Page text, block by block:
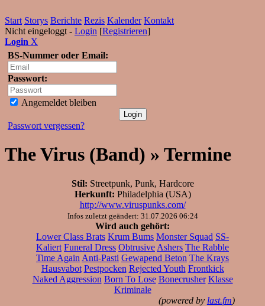
Start Storys Berichte Rezis Kalender Kontakt
Nicht eingeloggt - Login [Registrieren]
Login X
BS-Nummer oder Email:
Passwort:
Angemeldet bleiben
Passwort vergessen?
The Virus (Band) » Termine
Stil: Streetpunk, Punk, Hardcore
Herkunft: Philadelphia (USA)
http://www.viruspunks.com/
Infos zuletzt geändert: 31.07.2026 06:24
Wird auch gehört:
Lower Class Brats Krum Bums Monster Squad SS-
Kaliert Funeral Dress Obtrusive Ashers The Rabble
Time Again Anti-Pasti Gewapend Beton The Krays
Hausvabot Pestpocken Rejected Youth Frontkick
Naked Aggression Born To Lose Bonecrusher Klasse
Kriminale
(powered by last.fm)